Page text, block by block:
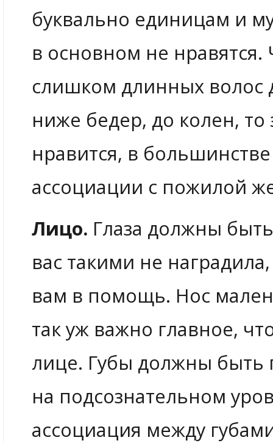
буквально единицам и
в основном не нравятся.
слишком длинных волос
ниже бедер, до колен,
нравится, в
ассоциации с пожилой
Лицо. Глаза должны
вас такими не
вам в помощь. Нос
так уж важно главное,
лице. Губы должны быть
на подсознательном
ассоциация между